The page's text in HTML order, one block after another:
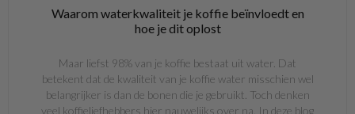
Waarom waterkwaliteit je koffie beïnvloedt en
hoe je dit oplost
Maar liefst 98% van je koffie bestaat uit water. Dat
betekent dat de kwaliteit van je koffie water misschien wel
belangrijker is dan de bonen die je gebruikt. Toch denken
veel koffieliefhebbers hier nauwelijks over na. In deze blog